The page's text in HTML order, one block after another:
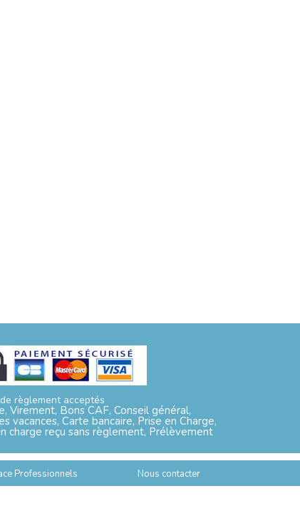
règlement acceptés
Virement, Bons CAF, Conseil général,
vacances, Carte bancaire, Prise en Charge,
charge reçu sans règlement, Prélèvement
Professionnels
Nous contacter